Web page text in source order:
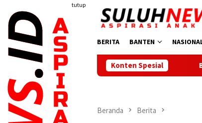
konten
tutup
BERITA BANTEN
Konten SpesialBupati Serang
Beranda Berita